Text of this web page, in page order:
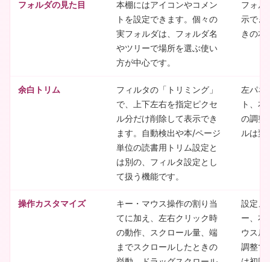
フォルダの見た目
本棚にはアイコンやコメン
トを設定できます。個々の
実フォルダは、フォルダ名
やツリーで場所を選ぶ使い
方が中心です。
フォル
示でき
きの本
余白トリム
フィルタの「トリミング」
で、上下左右を指定ピクセ
ル分だけ削除して表示でき
ます。自動検出や本/ページ
単位の読書用トリム設定と
は別の、フィルタ設定とし
て扱う機能です。
左パネ
ト、
の調整
ルは変
操作カスタマイズ
キー・マウス操作の割り当
てに加え、左右クリック時
の動作、スクロール量、端
までスクロールしたときの
設定メ
ー、右
ウス戻
調整で